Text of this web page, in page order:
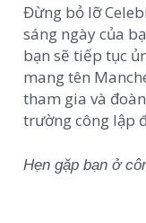
Đừng bỏ lỡ
sáng ngày của
bạn sẽ tiếp tục
mang tên
tham gia và
trường công lập
Hẹn gặp bạn ở